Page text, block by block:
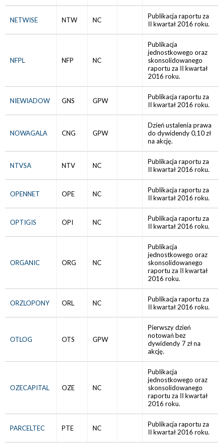
NETWISE NTW NC
Publikacja raportu za
II kwartał 2016 roku.
NFPL NFP NC
Publikacja
jednostkowego oraz
skonsolidowanego
raportu za II kwartał
2016 roku.
NIEWIADOW GNS GPW
Publikacja raportu za
II kwartał 2016 roku.
NOWAGALA CNG GPW
Dzień ustalenia prawa
do dywidendy 0,10 zł
na akcję.
NTVSA NTV NC
Publikacja raportu za
II kwartał 2016 roku.
OPENNET OPE NC
Publikacja raportu za
II kwartał 2016 roku.
OPTIGIS OPI NC
Publikacja raportu za
II kwartał 2016 roku.
ORGANIC ORG NC
Publikacja
jednostkowego oraz
skonsolidowanego
raportu za II kwartał
2016 roku.
ORZLOPONY ORL NC
Publikacja raportu za
II kwartał 2016 roku.
OTLOG OTS GPW
Pierwszy dzień
notowań bez
dywidendy 7 zł na
akcję.
OZECAPITAL OZE NC
Publikacja
jednostkowego oraz
skonsolidowanego
raportu za II kwartał
2016 roku.
PARCELTEC PTE NC
Publikacja raportu za
II kwartał 2016 roku.